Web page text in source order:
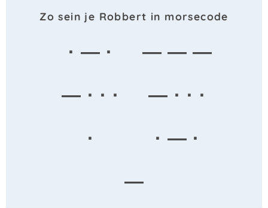
Zo sein je Robbert in morsecode
· — ·
— — —
— · · ·
— · · ·
·
· — ·
—